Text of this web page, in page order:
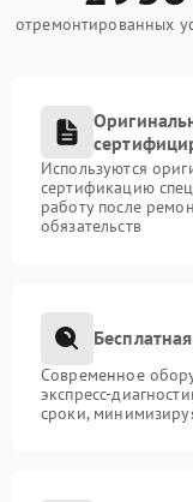
отремонтированных
Используются
сертификацию
работу после
обязательств
Современное
экспресс-
сроки,